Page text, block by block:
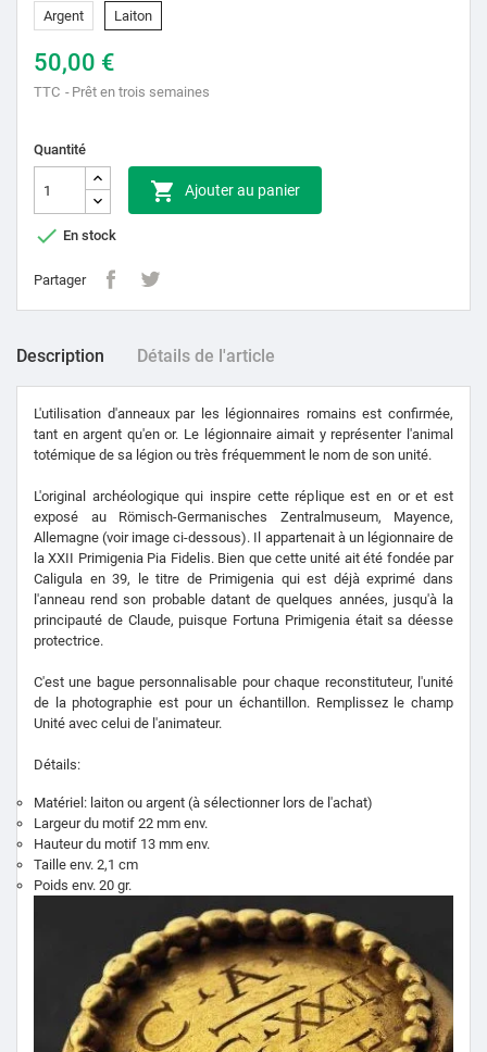
Argent
Laiton
50,00 €
TTC Prêt en trois semaines
Quantité
 Ajouter au panier
 En stock
Partager
Description Détails de l'article
L'utilisation d'anneaux par les légionnaires romains est confirmée,
tant en argent qu'en or. Le légionnaire aimait y représenter l'animal
totémique de sa légion ou très fréquemment le nom de son unité.
L'original archéologique qui inspire cette réplique est en or et est
exposé au Römisch-Germanisches Zentralmuseum, Mayence,
Allemagne (voir image ci-dessous). Il appartenait à un légionnaire de
la XXII Primigenia Pia Fidelis. Bien que cette unité ait été fondée par
Caligula en 39, le titre de Primigenia qui est déjà exprimé dans
l'anneau rend son probable datant de quelques années, jusqu'à la
principauté de Claude, puisque Fortuna Primigenia était sa déesse
protectrice.
C'est une bague personnalisable pour chaque reconstituteur, l'unité
de la photographie est pour un échantillon. Remplissez le champ
Unité avec celui de l'animateur.
Détails:
Matériel: laiton ou argent (à sélectionner lors de l'achat)
Largeur du motif 22 mm env.
Hauteur du motif 13 mm env.
Taille env. 2,1 cm
Poids env. 20 gr.